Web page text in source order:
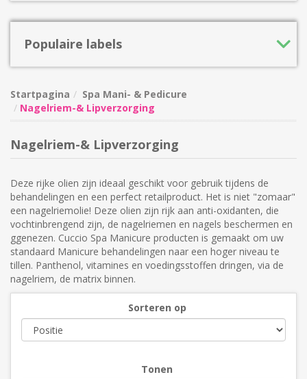
Populaire labels
Startpagina
Spa Mani- & Pedicure
Nagelriem-& Lipverzorging
Nagelriem-& Lipverzorging
Deze rijke olien zijn ideaal geschikt voor gebruik tijdens de
behandelingen en een perfect retailproduct. Het is niet "zomaar"
een nagelriemolie! Deze olien zijn rijk aan anti-oxidanten, die
vochtinbrengend zijn, de nagelriemen en nagels beschermen en
ggenezen. Cuccio Spa Manicure producten is gemaakt om uw
standaard Manicure behandelingen naar een hoger niveau te
tillen. Panthenol, vitamines en voedingsstoffen dringen, via de
nagelriem, de matrix binnen.
Sorteren op
Tonen